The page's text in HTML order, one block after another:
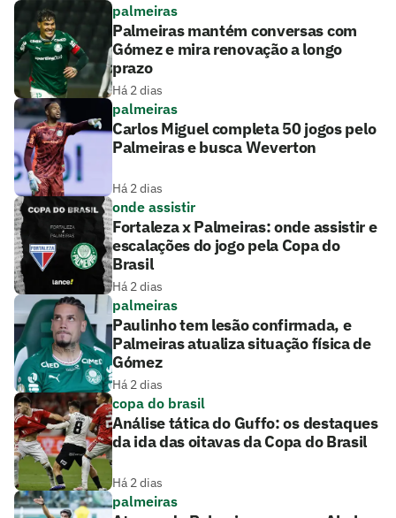
palmeiras
Palmeiras mantém conversas com
Gómez e mira renovação a longo
prazo
Há 2 dias
palmeiras
Carlos Miguel completa 50 jogos pelo
Palmeiras e busca Weverton
Há 2 dias
onde assistir
Fortaleza x Palmeiras: onde assistir e
escalações do jogo pela Copa do
Brasil
Há 2 dias
palmeiras
Paulinho tem lesão confirmada, e
Palmeiras atualiza situação física de
Gómez
Há 2 dias
copa do brasil
Análise tática do Guffo: os destaques
da ida das oitavas da Copa do Brasil
Há 2 dias
palmeiras